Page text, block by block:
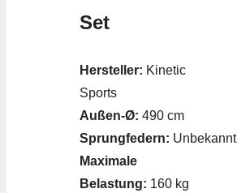
Set
Hersteller: Kinetic
Sports
Außen-Ø: 490 cm
Sprungfedern: Unbekannt
Maximale
Belastung: 160 kg